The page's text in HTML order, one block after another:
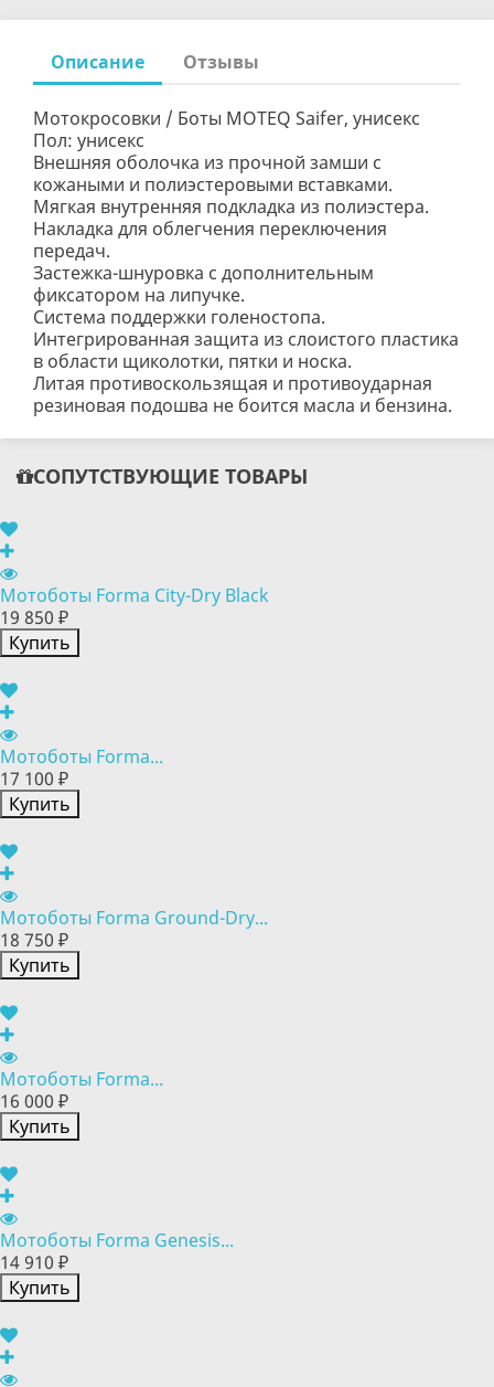
Описание Отзывы
Мотокросовки / Боты MOTEQ Saifer, унисекс
Пол: унисекс
Внешняя оболочка из прочной замши с
кожаными и полиэстеровыми вставками.
Мягкая внутренняя подкладка из полиэстера.
Накладка для облегчения переключения
передач.
Застежка-шнуровка с дополнительным
фиксатором на липучке.
Система поддержки голеностопа.
Интегрированная защита из слоистого пластика
в области щиколотки, пятки и носка.
Литая противоскользящая и противоударная
резиновая подошва не боится масла и бензина.
СОПУТСТВУЮЩИЕ ТОВАРЫ
Мотоботы Forma City-Dry Black
19 850 ₽
Купить
Мотоботы Forma...
17 100 ₽
Купить
Мотоботы Forma Ground-Dry...
18 750 ₽
Купить
Мотоботы Forma...
16 000 ₽
Купить
Мотоботы Forma Genesis...
14 910 ₽
Купить